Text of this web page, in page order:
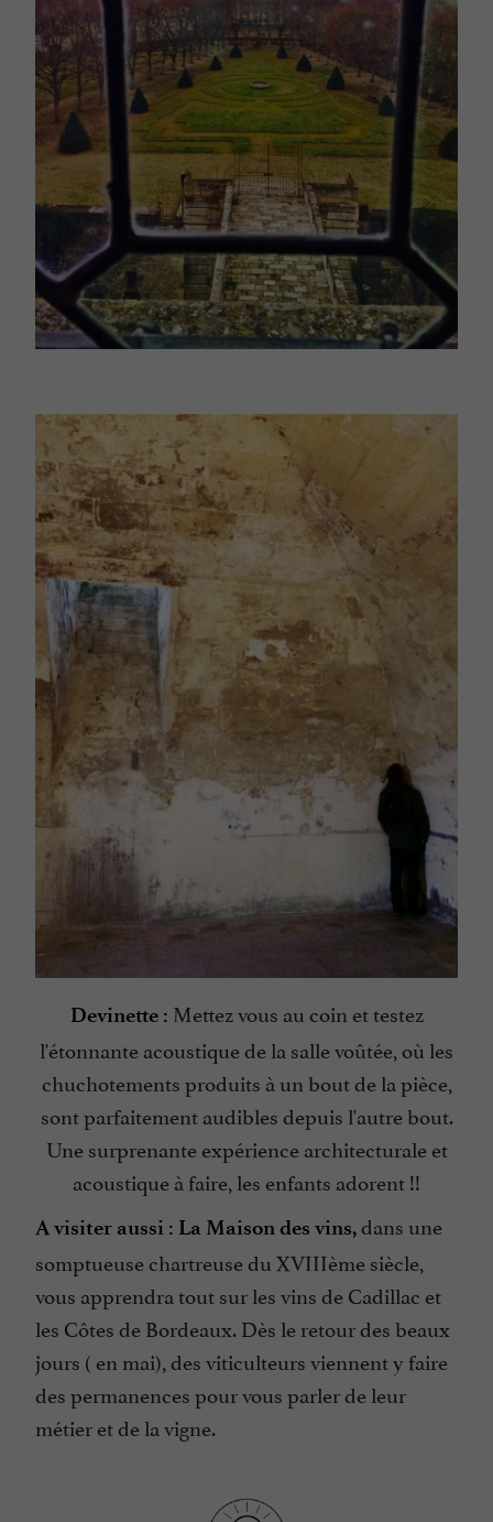
Devinette : Mettez vous au coin et testez
l'étonnante acoustique de la salle voûtée, où les
chuchotements produits à un bout de la pièce,
sont parfaitement audibles depuis l'autre bout.
Une surprenante expérience architecturale et
acoustique à faire, les enfants adorent !!
A visiter aussi : La Maison des vins,dans une
somptueuse chartreuse du XVIIIème siècle,
vous apprendra tout sur les vins de Cadillac et
les Côtes de Bordeaux. Dès le retour des beaux
jours ( en mai), des viticulteurs viennent y faire
des permanences pour vous parler de leur
métier et de la vigne.